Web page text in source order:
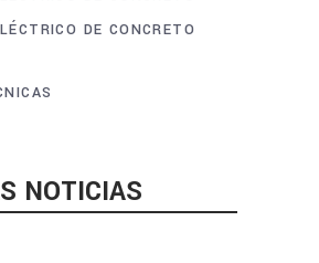
DE CONCRETO
NOTICIAS